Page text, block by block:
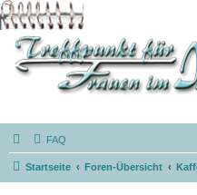
FAQ
Startseite Foren-Übersicht